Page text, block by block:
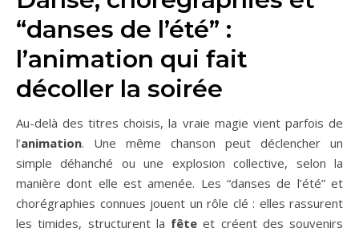
“danses de l’été” :
l’animation qui fait
décoller la soirée
Au-delà des titres choisis, la vraie magie vient parfois de
l’animation. Une même chanson peut déclencher un
simple déhanché ou une explosion collective, selon la
manière dont elle est amenée. Les “danses de l’été” et
chorégraphies connues jouent un rôle clé : elles rassurent
les timides, structurent la fête et créent des souvenirs